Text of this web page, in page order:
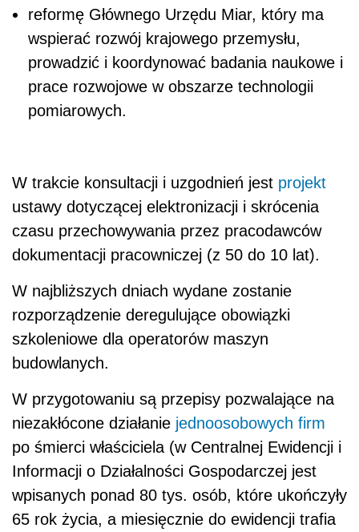
reformę Głównego Urzędu Miar, który ma
wspierać rozwój krajowego przemysłu,
prowadzić i koordynować badania naukowe i
prace rozwojowe w obszarze technologii
pomiarowych.
W trakcie konsultacji i uzgodnień jest projekt
ustawy dotyczącej elektronizacji i skrócenia
czasu przechowywania przez pracodawców
dokumentacji pracowniczej (z 50 do 10 lat).
W najbliższych dniach wydane zostanie
rozporządzenie deregulujące obowiązki
szkoleniowe dla operatorów maszyn
budowlanych.
W przygotowaniu są przepisy pozwalające na
niezakłócone działanie jednoosobowych firm
po śmierci właściciela (w Centralnej Ewidencji i
Informacji o Działalności Gospodarczej jest
wpisanych ponad 80 tys. osób, które ukończyły
65 rok życia, a miesięcznie do ewidencji trafia